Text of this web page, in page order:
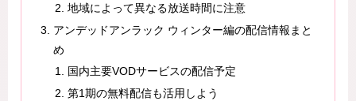
地域によって異なる放送時間に注意
アンデッドアンラック ウィンター編の配信情報まと
め
国内主要VODサービスの配信予定
第1期の無料配信も活用しよう